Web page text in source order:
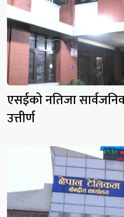
एसईको नतिजा
उत्तीर्ण